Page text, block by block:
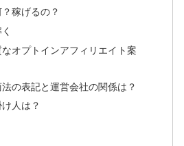
稼げるの？
オプトインアフィリエイト案
の表記と運営会社の関係は？
人は？